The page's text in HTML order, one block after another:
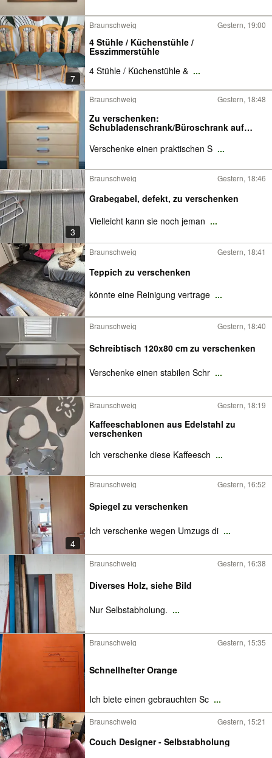
7
Braunschweig Gestern, 19:00
4 Stühle / Küchenstühle /
Esszimmerstühle
4 Stühle / Küchenstühle & ...
Braunschweig Gestern, 18:48
Zu verschenken:
Schubladenschrank/Büroschrank auf
Verschenke einen praktischen S ...
3
Braunschweig Gestern, 18:46
Grabegabel, defekt, zu verschenken
Vielleicht kann sie noch jeman ...
Braunschweig Gestern, 18:41
Teppich zu verschenken
könnte eine Reinigung vertrage ...
Braunschweig Gestern, 18:40
Schreibtisch 120x80 cm zu verschenken
Verschenke einen stabilen Schr ...
Braunschweig Gestern, 18:19
Kaffeeschablonen aus Edelstahl zu
verschenken
Ich verschenke diese Kaffeesch ...
4
Braunschweig Gestern, 16:52
Spiegel zu verschenken
Ich verschenke wegen Umzugs di ...
Braunschweig Gestern, 16:38
Diverses Holz, siehe Bild
Nur Selbstabholung. ...
Braunschweig Gestern, 15:35
Schnellhefter Orange
Ich biete einen gebrauchten Sc ...
Braunschweig Gestern, 15:21
Couch Designer - Selbstabholung